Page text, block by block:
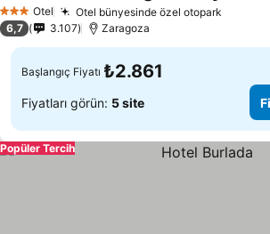
3 YıldızOtel Otel bünyesinde özel otopark
6,7 3.107 Zaragoza
Başlangıç Fiyatı ₺2.861
Fiyatları görün: 5 site
Popüler Tercih